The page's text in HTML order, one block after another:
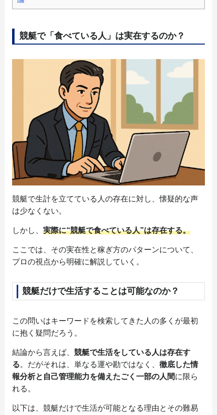
競艇で「食べている人」は実在するのか？
競艇で生計を立てている人の存在に対し、懐疑的な声
は少なくない。
しかし、 実際に“競艇で食べている人”は存在する。
ここでは、その実在性と稼ぎ方のパターンについて、
プロの視点から明確に解説していく。
競艇だけで生活することは可能なのか？
この問いはキーワードを検索してきた人の多くが最初
に抱く疑問だろう。
結論から言えば、 競艇で生活をしている人は存在す
る。だがそれは、単なる運や勘ではなく、 徹底した情
報分析と自己管理能力を備えたごく一部の人間に限ら
れる。
以下は、競艇だけで生活が可能となる理由とその難易